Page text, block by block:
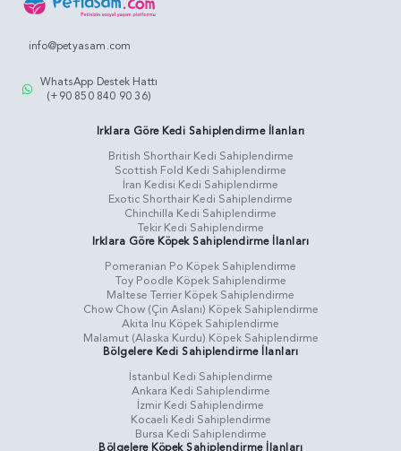
info@petyasam.com
WhatsApp Destek Hattı
(+90 850 840 90 36)
Irklara Göre Kedi Sahiplendirme İlanları
British Shorthair Kedi Sahiplendirme
Scottish Fold Kedi Sahiplendirme
İran Kedisi Kedi Sahiplendirme
Exotic Shorthair Kedi Sahiplendirme
Chinchilla Kedi Sahiplendirme
Tekir Kedi Sahiplendirme
Irklara Göre Köpek Sahiplendirme İlanları
Pomeranian Po Köpek Sahiplendirme
Toy Poodle Köpek Sahiplendirme
Maltese Terrier Köpek Sahiplendirme
Chow Chow (Çin Aslanı) Köpek Sahiplendirme
Akita Inu Köpek Sahiplendirme
Malamut (Alaska Kurdu) Köpek Sahiplendirme
Bölgelere Kedi Sahiplendirme İlanları
İstanbul Kedi Sahiplendirme
Ankara Kedi Sahiplendirme
İzmir Kedi Sahiplendirme
Kocaeli Kedi Sahiplendirme
Bursa Kedi Sahiplendirme
Bölgelere Köpek Sahiplendirme İlanları